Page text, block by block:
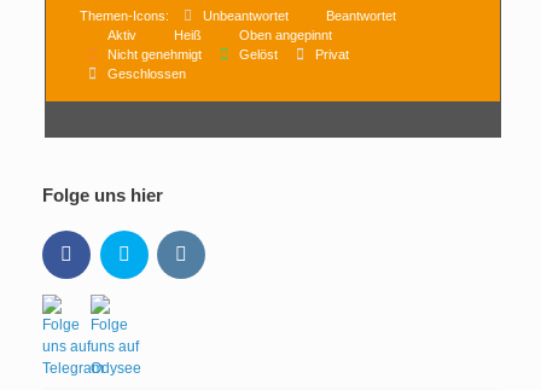
Themen-Icons:
Unbeantwortet
Beantwortet
Aktiv
Heiß
Oben angepinnt
Nicht genehmigt
Gelöst
Privat
Geschlossen
Folge uns hier